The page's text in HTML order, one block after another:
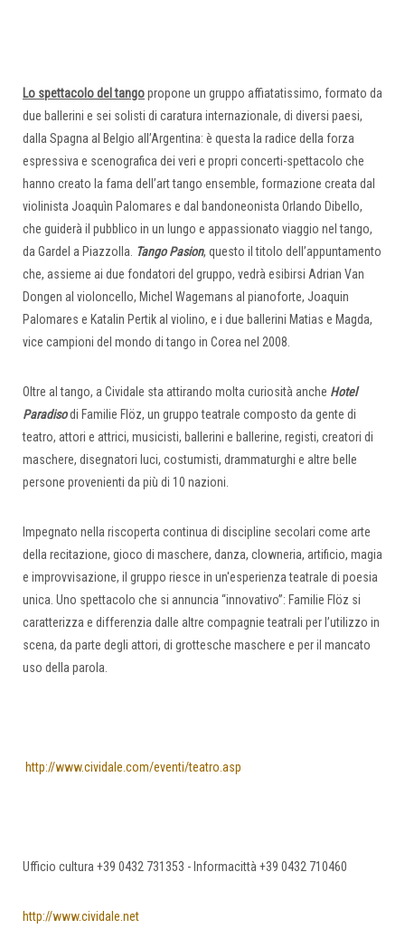
Lo spettacolo del tangopropone un gruppo affiatatissimo, formato da
due ballerini e sei solisti di caratura internazionale, di diversi paesi,
dalla Spagna al Belgio all’Argentina: è questa la radice della forza
espressiva e scenografica dei veri e propri concerti-spettacolo che
hanno creato la fama dell’art tango ensemble, formazione creata dal
violinista Joaquìn Palomares e dal bandoneonista Orlando Dibello,
che guiderà il pubblico in un lungo e appassionato viaggio nel tango,
da Gardel a Piazzolla. Tango Pasion, questo il titolo dell’appuntamento
che, assieme ai due fondatori del gruppo, vedrà esibirsi Adrian Van
Dongen al violoncello, Michel Wagemans al pianoforte, Joaquin
Palomares e Katalin Pertik al violino, e i due ballerini Matias e Magda,
vice campioni del mondo di tango in Corea nel 2008.
Oltre al tango, a Cividale sta attirando molta curiosità anche Hotel
Paradisodi Familie Flöz, un gruppo teatrale composto da gente di
teatro, attori e attrici, musicisti, ballerini e ballerine, registi, creatori di
maschere, disegnatori luci, costumisti, drammaturghi e altre belle
persone provenienti da più di 10 nazioni.
Impegnato nella riscoperta continua di discipline secolari come arte
della recitazione, gioco di maschere, danza, clowneria, artificio, magia
e improvvisazione, il gruppo riesce in un'esperienza teatrale di poesia
unica. Uno spettacolo che si annuncia “innovativo”: Familie Flöz si
caratterizza e differenzia dalle altre compagnie teatrali per l’utilizzo in
scena, da parte degli attori, di grottesche maschere e per il mancato
uso della parola.
http://www.cividale.com/eventi/teatro.asp
Ufficio cultura +39 0432 731353 - Informacittà +39 0432 710460
http://www.cividale.net